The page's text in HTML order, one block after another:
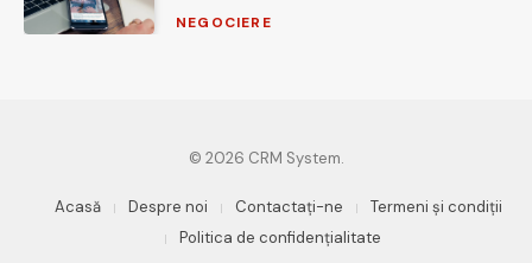
NEGOCIERE
© 2026 CRM System.
Acasă Despre noi Contactaţi-ne
Termeni și condiții
Politica de confidențialitate